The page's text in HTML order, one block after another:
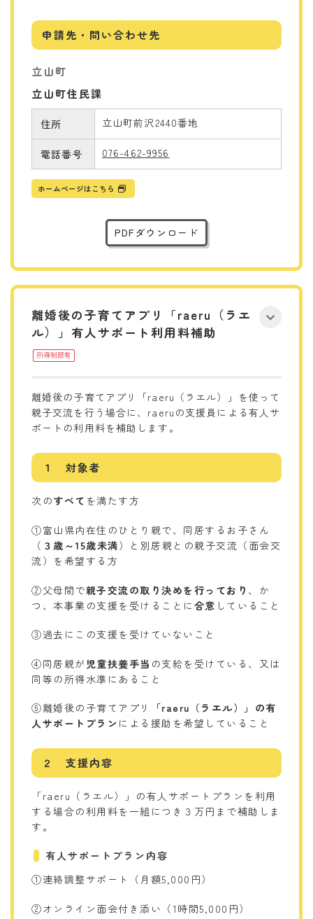
申請先・問い合わせ先
立山町
立山町住民課
住所 立山町前沢2440番地
電話番号 076-462-9956
ホームページはこちら
PDFダウンロード
離婚後の子育てアプリ「raeru（ラエ
ル）」有人サポート利用料補助
所得制限有
離婚後の子育てアプリ「raeru（ラエル）」を使って
親子交流を行う場合に、raeruの支援員による有人サ
ポートの利用料を補助します。
１ 対象者
次のすべて を満たす方
①富山県内在住のひとり親で、同居するお子さん
（ ３歳～15歳未満）と別居親との親子交流（面会交
流）を希望する方
②父母間で親子交流の取り決めを行っており 、か
つ、本事業の支援を受けることに 合意 していること
③過去にこの支援を受けていないこと
④同居親が 児童扶養手当 の支給を受けている、又は
同等の所得水準にあること
⑤離婚後の子育てアプリ
「raeru（ラエル）」の有
人サポートプラン による援助を希望していること
２ 支援内容
「raeru（ラエル）」の有人サポートプランを利用
する場合の利用料を一組につき３万円まで補助しま
す。
有人サポートプラン内容
①連絡調整サポート（月額5,000円）
②オンライン面会付き添い（1時間5,000円）